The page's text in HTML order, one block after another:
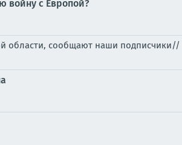
войну с Европой?
области, сообщают наши подписчики//